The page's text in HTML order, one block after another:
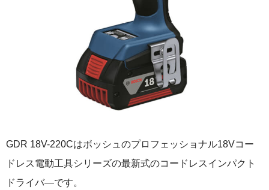
GDR 18V-220Cはボッシュのプロフェッショナル18Vコー
ドレス電動工具シリーズの最新式のコードレスインパクト
ドライバ―です。